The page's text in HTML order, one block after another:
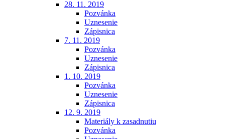
28. 11. 2019
Pozvánka
Uznesenie
Zápisnica
7. 11. 2019
Pozvánka
Uznesenie
Zápisnica
1. 10. 2019
Pozvánka
Uznesenie
Zápisnica
12. 9. 2019
Materiály k zasadnutiu
Pozvánka